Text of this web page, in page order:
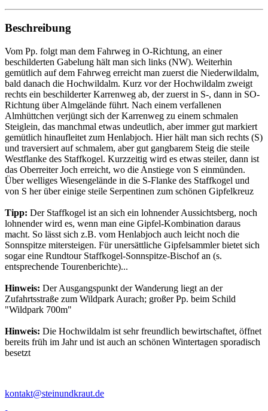
Beschreibung
Vom Pp. folgt man dem Fahrweg in O-Richtung, an einer
beschilderten Gabelung hält man sich links (NW). Weiterhin
gemütlich auf dem Fahrweg erreicht man zuerst die Niederwildalm,
bald danach die Hochwildalm. Kurz vor der Hochwildalm zweigt
rechts ein beschilderter Karrenweg ab, der zuerst in S-, dann in SO-
Richtung über Almgelände führt. Nach einem verfallenen
Almhüttchen verjüngt sich der Karrenweg zu einem schmalen
Steiglein, das manchmal etwas undeutlich, aber immer gut markiert
gemütlich hinaufleitet zum Henlabjoch. Hier hält man sich rechts (S)
und traversiert auf schmalem, aber gut gangbarem Steig die steile
Westflanke des Staffkogel. Kurzzeitig wird es etwas steiler, dann ist
das Oberreiter Joch erreicht, wo die Anstiege von S einmünden.
Über welliges Wiesengelände in die S-Flanke des Staffkogel und
von S her über einige steile Serpentinen zum schönen Gipfelkreuz
Tipp: Der Staffkogel ist an sich ein lohnender Aussichtsberg, noch
lohnender wird es, wenn man eine Gipfel-Kombination daraus
macht. So lässt sich z.B. vom Henlabjoch auch leicht noch die
Sonnspitze mitersteigen. Für unersättliche Gipfelsammler bietet sich
sogar eine Rundtour Staffkogel-Sonnspitze-Bischof an (s.
entsprechende Tourenberichte)...
Hinweis: Der Ausgangspunkt der Wanderung liegt an der
Zufahrtsstraße zum Wildpark Aurach; großer Pp. beim Schild
"Wildpark 700m"
Hinweis: Die Hochwildalm ist sehr freundlich bewirtschaftet, öffnet
bereits früh im Jahr und ist auch an schönen Wintertagen sporadisch
besetzt
kontakt@steinundkraut.de